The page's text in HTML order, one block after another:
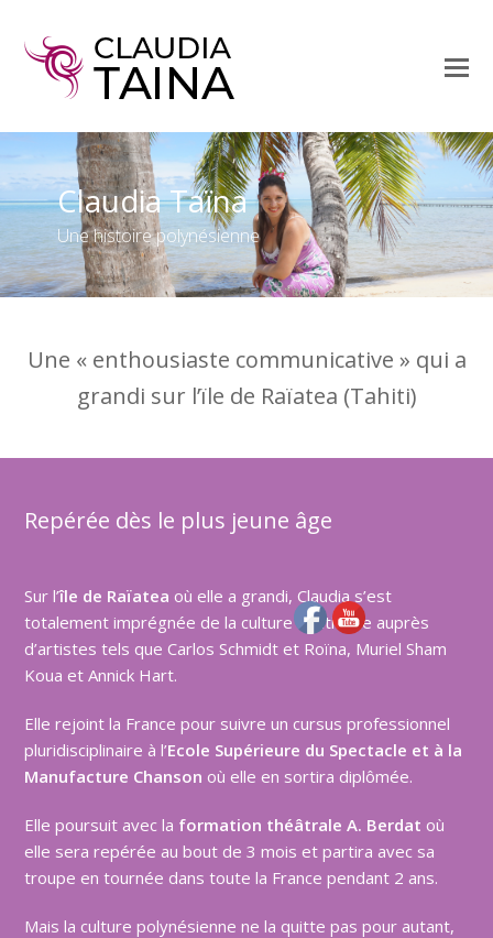
Claudia Taïna
Une histoire polynésienne
Une « enthousiaste communicative » qui a
grandi sur l’ïle de Raïatea (Tahiti)
Repérée dès le plus jeune âge
Sur l’île de Raïatea où elle a grandi, Claudia s’est
totalement imprégnée de la culture tahitienne auprès
d’artistes tels que Carlos Schmidt et Roïna, Muriel Sham
Koua et Annick Hart.
Elle rejoint la France pour suivre un cursus professionnel
pluridisciplinaire à l’Ecole Supérieure du Spectacle et à la
Manufacture Chanson où elle en sortira diplômée.
Elle poursuit avec la formation théâtrale A. Berdat où
elle sera repérée au bout de 3 mois et partira avec sa
troupe en tournée dans toute la France pendant 2 ans.
Mais la culture polynésienne ne la quitte pas pour autant,